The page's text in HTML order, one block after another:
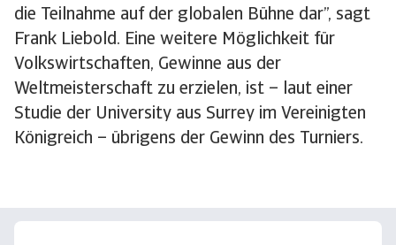
die Teilnahme auf der globalen Bühne dar”, sagt
Frank Liebold. Eine weitere Möglichkeit für
Volkswirtschaften, Gewinne aus der
Weltmeisterschaft zu erzielen, ist – laut einer
Studie der University aus Surrey im Vereinigten
Königreich – übrigens der Gewinn des Turniers.